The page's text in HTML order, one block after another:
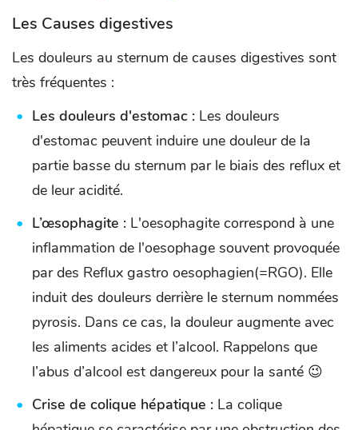
Les Causes digestives
Les douleurs au sternum de causes digestives sont
très fréquentes :
Les douleurs d'estomac : Les douleurs
d'estomac peuvent induire une douleur de la
partie basse du sternum par le biais des reflux et
de leur acidité.
L’œsophagite : L'oesophagite correspond à une
inflammation de l'oesophage souvent provoquée
par des Reflux gastro oesophagien(=RGO). Elle
induit des douleurs derrière le sternum nommées
pyrosis. Dans ce cas, la douleur augmente avec
les aliments acides et l’alcool. Rappelons que
l’abus d’alcool est dangereux pour la santé 😉
Crise de colique hépatique : La colique